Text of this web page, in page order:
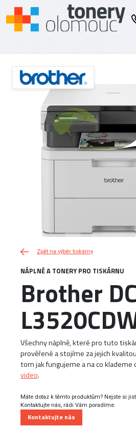
Zpět na výběr tiskárny
NÁPLNĚ A TONERY PRO TISKÁRNU
Brother
Všechny náplně, které pro tuto
prověřené a stojíme za jejich
tom jak fungujeme a na co klademe
video.
Máte dotaz k těmto produktům? Nejste si
Kontaktujte nás, rádi Vám poradíme.
Kontaktujte nás